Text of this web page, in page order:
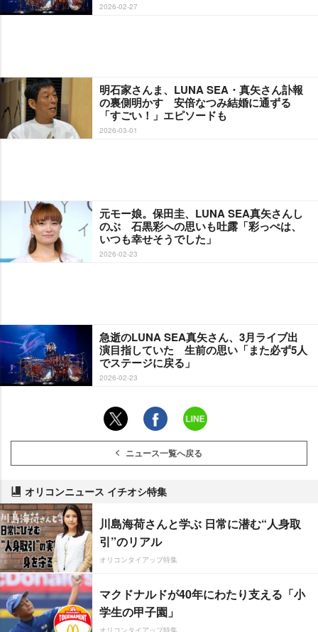
2026-02-27
明石家さんま、LUNA SEA・真矢さん訃報
の裏側明かす 安倍なつみ結婚に通ずる
「すごい！」エピソードも
2026-03-01
元モー娘。保田圭、LUNA SEA真矢さんし
のぶ 石黒彩への思いも吐露「彩っぺは、
いつも幸せそうでした」
2026-02-23
急逝のLUNA SEA真矢さん、3月ライブ出
演目指していた 生前の思い「また必ず5人
でステージに戻る」
2026-02-23
ニュース一覧へ戻る
オリコンニュース イチオシ特集
川島海荷さんと学ぶ 日常に潜む“人身取
引”のリアル
オリコンタイアップ特集
マクドナルドが40年にわたり支える「小
学生の甲子園」
オリコンタイアップ特集